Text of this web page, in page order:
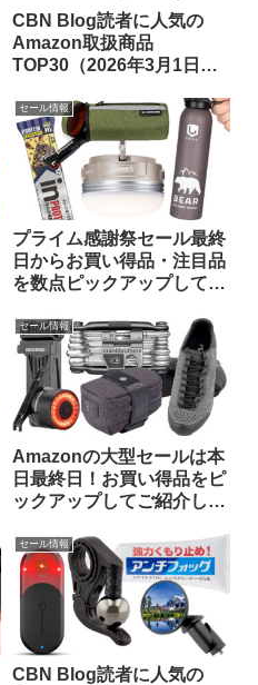
CBN Blog読者に人気の
Amazon取扱商品
TOP30（2026年3月1日
セール情報
プライム感謝祭セール最終
日からお買い得品・注目品
を数点ピックアップしてみ
セール情報
Amazonの大型セールは本
日最終日！お買い得品をピ
ックアップしてご紹介しま
セール情報
CBN Blog読者に人気の